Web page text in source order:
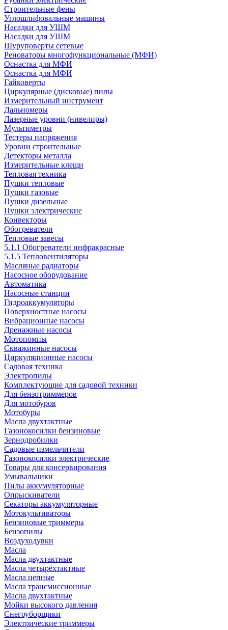
Строительные фены
Углошлифовальные машины
Насадки для УШМ
Насадки для УШМ
Шуруповерты сетевые
Реноваторы многофункциональные (МФИ)
Оснастка для МФИ
Оснастка для МФИ
Гайковерты
Циркулярные (дисковые) пилы
Измерительный инструмент
Дальномеры
Лазерные уровни (нивелиры)
Мультиметры
Тестеры напряжения
Уровни строительные
Детекторы металла
Измерительные клещи
Тепловая техника
Пушки тепловые
Пушки газовые
Пушки дизельные
Пушки электрические
Конвекторы
Обогреватели
Тепловые завесы
5.1.1 Обогреватели инфракрасные
5.1.5 Тепловентиляторы
Масляные радиаторы
Насосное оборудование
Автоматика
Насосные станции
Гидроаккумуляторы
Поверхностные насосы
Вибрационные насосы
Дренажные насосы
Мотопомпы
Скважинные насосы
Циркуляционные насосы
Садовая техника
Электропилы
Комплектующие для садовой техники
Для бензотриммеров
Для мотобуров
Мотобуры
Масла двухтактные
Газонокосилки бензиновые
Зернодробилки
Садовые измельчители
Газонокосилки электрические
Товары для консервирования
Умывальники
Пилы аккумуляторные
Опрыскиватели
Секаторы аккумуляторные
Мотокультиваторы
Бензиновые триммеры
Бензопилы
Воздуходувки
Масла
Масла двухтактные
Масла четырёхтактные
Масла цепные
Масла трансмиссионные
Масла двухтактные
Мойки высокого давления
Снегоуборщики
Электрические триммеры